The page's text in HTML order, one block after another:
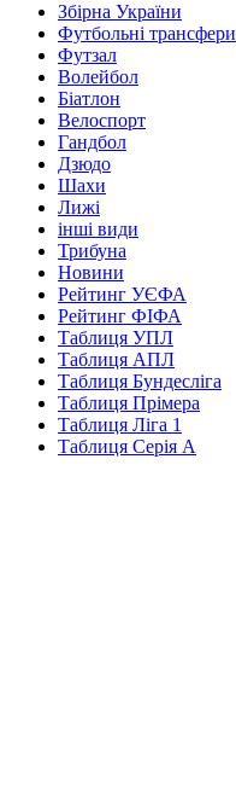
Збірна України
Футбольні трансфери
Футзал
Волейбол
Біатлон
Велоспорт
Гандбол
Дзюдо
Шахи
Лижі
інші види
Трибуна
Новини
Рейтинг УЄФА
Рейтинг ФІФА
Таблиця УПЛ
Таблиця АПЛ
Таблиця Бундесліга
Таблиця Прімера
Таблиця Ліга 1
Таблиця Серія А